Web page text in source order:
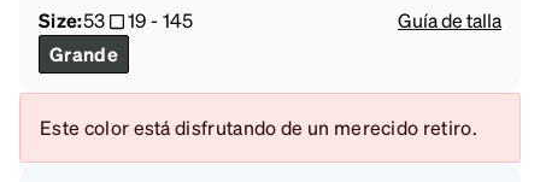
Size:53 19-145
Guía de talla
Grande
Este color está disfrutando de un merecido retiro.